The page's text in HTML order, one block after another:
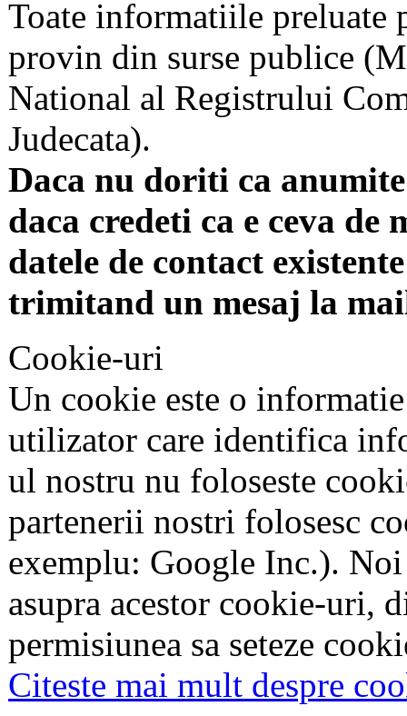
Toate informatiile preluate
provin din surse publice
National al Registrului
Judecata).
Daca nu doriti ca
daca credeti ca e ceva
datele de contact
trimitand un mesaj la
Cookie-uri
Un cookie este o
utilizator care identifica
ul nostru nu foloseste
partenerii nostri folosesc
exemplu: Google Inc.).
asupra acestor cookie-uri,
permisiunea sa seteze
Citeste mai mult despre